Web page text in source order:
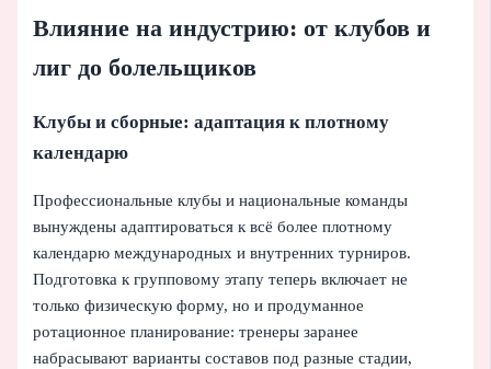
Влияние на индустрию: от клубов и
лиг до болельщиков
Клубы и сборные: адаптация к плотному
календарю
Профессиональные клубы и национальные команды
вынуждены адаптироваться к всё более плотному
календарю международных и внутренних турниров.
Подготовка к групповому этапу теперь включает не
только физическую форму, но и продуманное
ротационное планирование: тренеры заранее
набрасывают варианты составов под разные стадии,